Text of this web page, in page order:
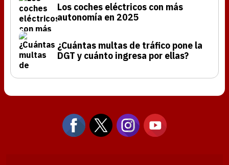
Los coches eléctricos con más
autonomía en 2025
¿Cuántas multas de tráfico pone la
DGT y cuánto ingresa por ellas?